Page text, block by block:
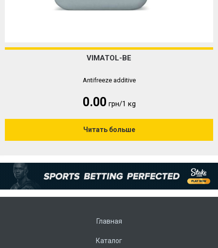
VIMATOL-BE
Antifreeze additive
0.00 грн/1 кg
Читать больше
Главная
Каталог